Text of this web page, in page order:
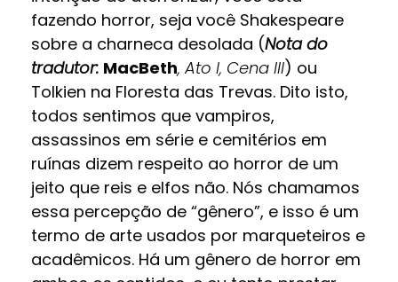
fazendo horror, seja você Shakespeare
sobre a charneca desolada (Nota do
tradutor: MacBeth, Ato I, Cena III) ou
Tolkien na Floresta das Trevas. Dito isto,
todos sentimos que vampiros,
assassinos em série e cemitérios em
ruínas dizem respeito ao horror de um
jeito que reis e elfos não. Nós chamamos
essa percepção de “gênero”, e isso é um
termo de arte usados por marqueteiros e
acadêmicos. Há um gênero de horror em